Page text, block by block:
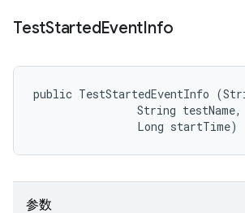
TestStartedEventInfo
public TestStartedEventInfo
                String testName,
                Long startTime)
参数